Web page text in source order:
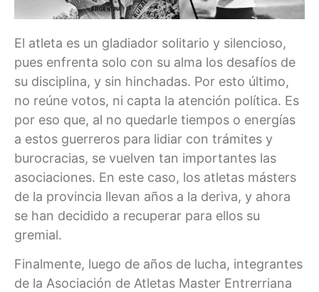
El atleta es un gladiador solitario y silencioso,
pues enfrenta solo con su alma los desafíos de
su disciplina, y sin hinchadas. Por esto último,
no reúne votos, ni capta la atención política. Es
por eso que, al no quedarle tiempos o energías
a estos guerreros para lidiar con trámites y
burocracias, se vuelven tan importantes las
asociaciones. En este caso, los atletas másters
de la provincia llevan años a la deriva, y ahora
se han decidido a recuperar para ellos su
gremial.
Finalmente, luego de años de lucha, integrantes
de la Asociación de Atletas Master Entrerriana